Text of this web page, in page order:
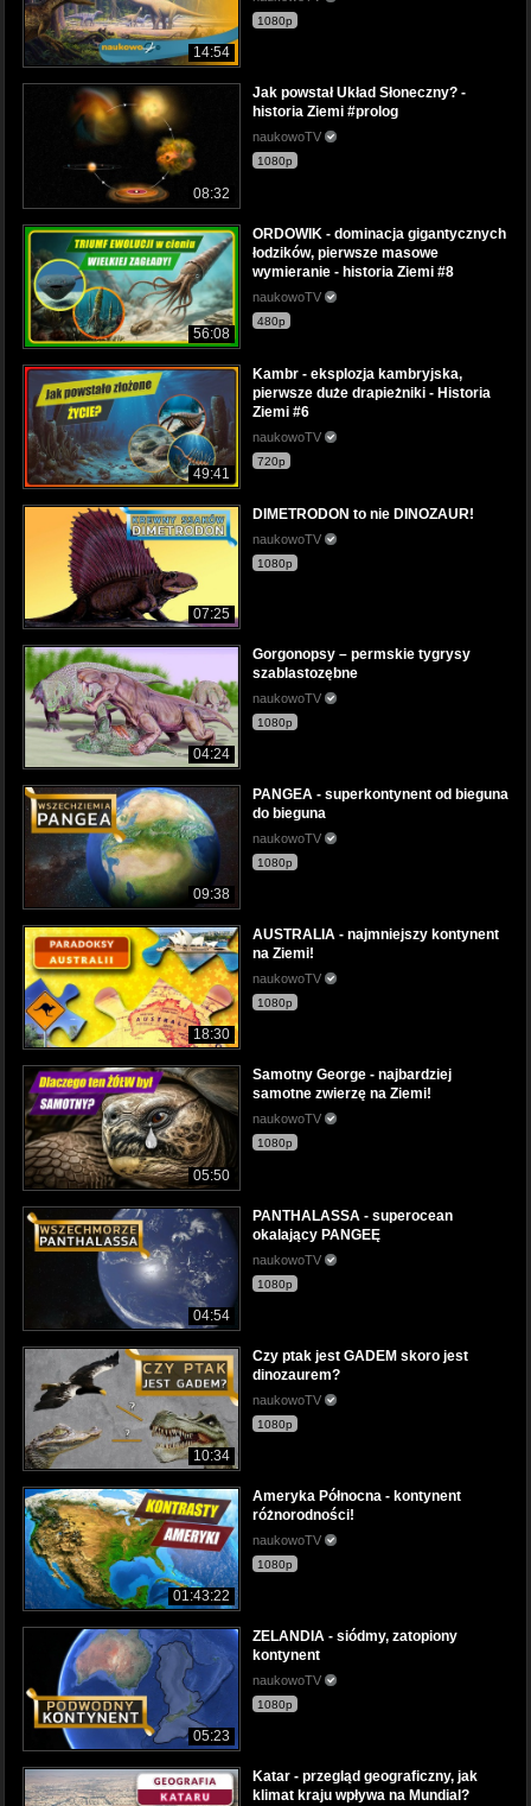
14:54
1080p
08:32
Jak powstał Układ Słoneczny? -
historia Ziemi #prolog
naukowoTV
1080p
56:08
ORDOWIK - dominacja gigantycznych
łodzików, pierwsze masowe
wymieranie - historia Ziemi #8
naukowoTV
480p
49:41
Kambr - eksplozja kambryjska,
pierwsze duże drapieżniki - Historia
Ziemi #6
naukowoTV
720p
07:25
DIMETRODON to nie DINOZAUR!
naukowoTV
1080p
04:24
Gorgonopsy – permskie tygrysy
szablastozębne
naukowoTV
1080p
09:38
PANGEA - superkontynent od bieguna
do bieguna
naukowoTV
1080p
18:30
AUSTRALIA - najmniejszy kontynent
na Ziemi!
naukowoTV
1080p
05:50
Samotny George - najbardziej
samotne zwierzę na Ziemi!
naukowoTV
1080p
04:54
PANTHALASSA - superocean
okalający PANGEĘ
naukowoTV
1080p
10:34
Czy ptak jest GADEM skoro jest
dinozaurem?
naukowoTV
1080p
01:43:22
Ameryka Północna - kontynent
różnorodności!
naukowoTV
1080p
05:23
ZELANDIA - siódmy, zatopiony
kontynent
naukowoTV
1080p
Katar - przegląd geograficzny, jak
klimat kraju wpływa na Mundial?